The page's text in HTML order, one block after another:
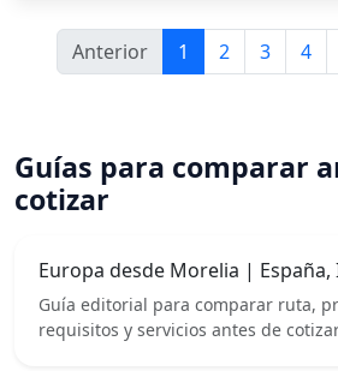
Anterior 1 2 3 4
Guías para comparar
cotizar
Europa desde Morelia | España,
Guía editorial para comparar ruta,
requisitos y servicios antes de